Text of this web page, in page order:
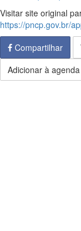
Visitar site original
https://pncp.gov.br/
Compartilhar
Adicionar à agenda